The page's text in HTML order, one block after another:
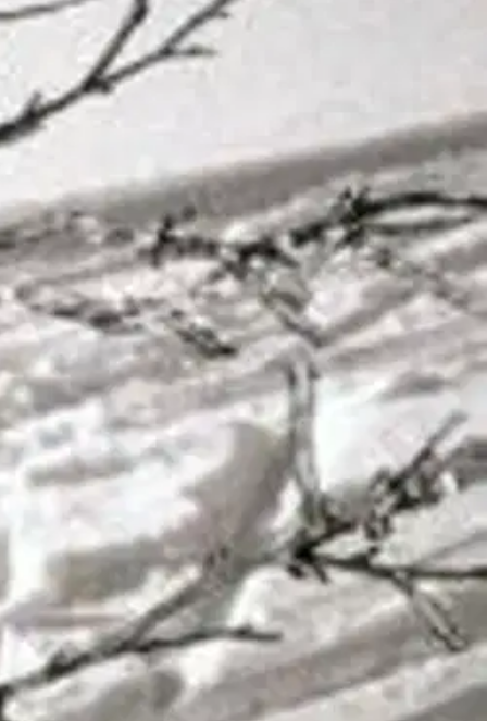
matkalta. Chatissa keskustelevat E, joka on ihminen
ytimeen, sen mahdollisuudesta. Elämän chatti sisältää
ideaalia, pelkoja, eheytymistä, aitoa kokemista, väkivallan